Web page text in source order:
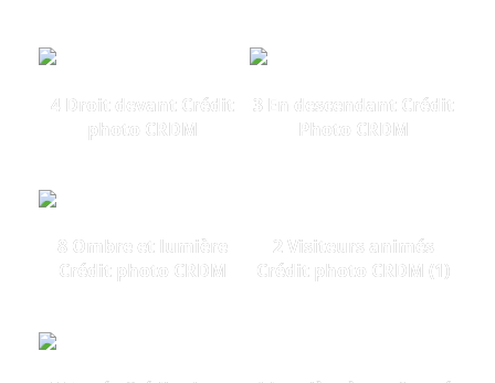
4 Droit devant Crédit
photo CRDM
3 En descendant Crédit
Photo CRDM
8 Ombre et lumière
Crédit photo CRDM
2 Visiteurs animés
Crédit photo CRDM (1)